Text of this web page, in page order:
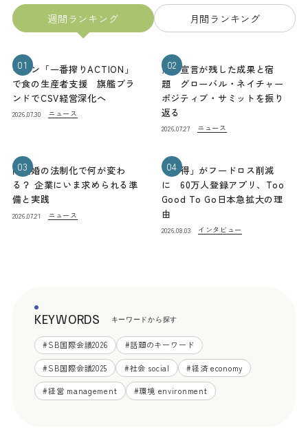
週間ランキング 月間ランキング
01
キリン「一番搾りACTION」
で食の生産者支援 旗艦ブラ
ンドでCSV経営深化へ
2026.07.30 ニュース
02
熊本宣言が残した成果と宿
題 グローバル・ネイチャー
ポジティブ・サミットを振り
返る
2026.07.27 ニュース
03
同性婚の法制化で何が変わ
る？ 企業にいま求められる準
備と実践
2026.07.21 ニュース
04
「お得」がフードロス削減
に 60万人登録アプリ、Too
Good To Go日本急拡大の理
由
2026.08.03 インタビュー
KEYWORDS キーワードから探す
#SB国際会議2026 #話題のキーワード
#SB国際会議2025 #社会 social #経済 economy
#経営 management #環境 environment